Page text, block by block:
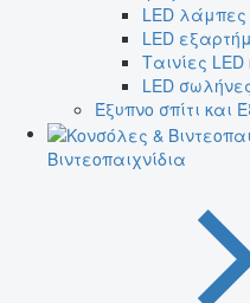
LED λάμπες
LED
Ταινίες LED
LED
Έξυπνο σπίτι και
Βιντεοπαιχνίδια